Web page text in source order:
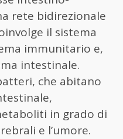
rete bidirezionale
il sistema
immunitario e,
intestinale.
che abitano
in grado di
e l’umore.